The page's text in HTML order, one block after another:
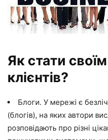
Як стати
клієнтів?
Блоги. У мережі є
(блогів), на яких автори
розповідають про різні